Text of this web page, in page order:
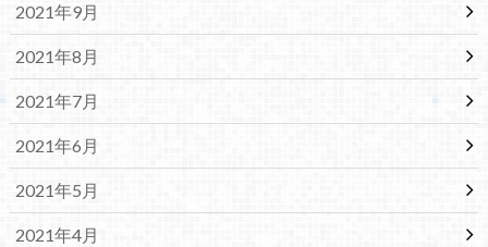
2021年9月
2021年8月
2021年7月
2021年6月
2021年5月
2021年4月